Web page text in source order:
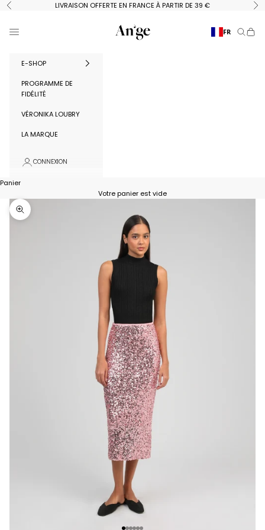
Passer au contenu
Précédent LIVRAISON OFFERTE EN FRANCE À PARTIR DE 39 €
Ange Paris
Menu FR
E-SHOP
PROGRAMME DE
FIDÉLITÉ
VÉRONIKA LOUBRY
LA MARQUE
CONNEXION
Panier
Votre panier est vide
Zoomer sur l'image